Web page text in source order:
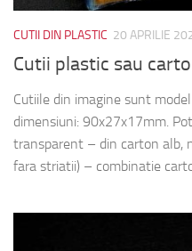
CUTII DIN PLASTIC 20 APRILIE
Cutii plastic sau
Cutiile din imagine sunt
dimensiuni: 90x27x17mm.
transparent – din carton alb,
fara striatii) – combinatie